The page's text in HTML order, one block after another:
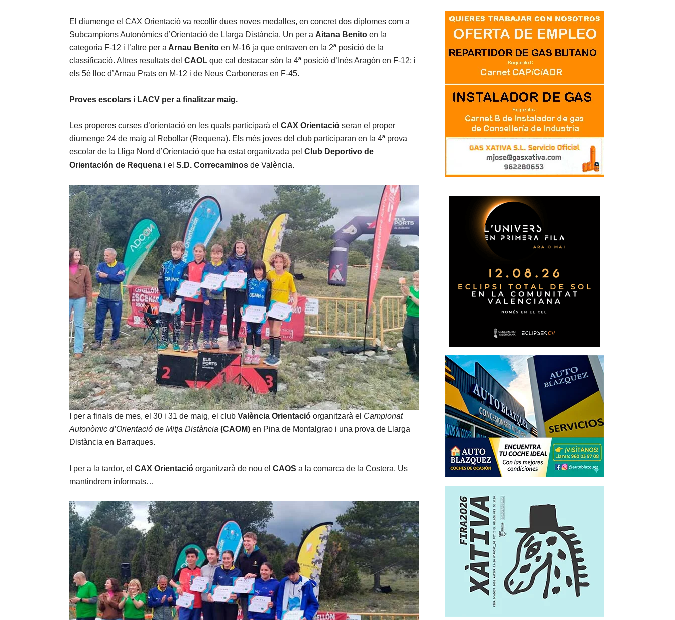
El diumenge el CAX Orientació va recollir dues noves medalles, en concret dos diplomes com a
Subcampions Autonòmics d’Orientació de Llarga Distància. Un per a Aitana Benito en la
categoria F-12 i l’altre per a Arnau Benito en M-16 ja que entraven en la 2ª posició de la
classificació. Altres resultats del CAOL que cal destacar són la 4ª posició d’Inés Aragón en F-12; i
els 5é lloc d’Arnau Prats en M-12 i de Neus Carboneras en F-45.
Proves escolars i LACV per a finalitzar maig.
Les properes curses d’orientació en les quals participarà el CAX Orientació seran el proper
diumenge 24 de maig al Rebollar (Requena). Els més joves del club participaran en la 4ª prova
escolar de la Lliga Nord d’Orientació que ha estat organitzada pel Club Deportivo de
Orientación de Requena i el S.D. Correcaminos de València.
I per a finals de mes, el 30 i 31 de maig, el club València Orientació organitzarà el Campionat
Autonòmic d’Orientació de Mitja Distància (CAOM) en Pina de Montalgrao i una prova de Llarga
Distància en Barraques.
I per a la tardor, el CAX Orientació organitzarà de nou el CAOS a la comarca de la Costera. Us
mantindrem informats…